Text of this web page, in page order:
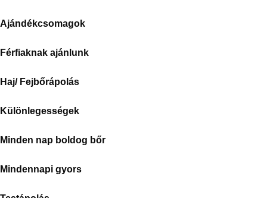
Ajándékcsomagok
Férfiaknak ajánlunk
Haj/ Fejbőrápolás
Különlegességek
Minden nap boldog bőr
Mindennapi gyors